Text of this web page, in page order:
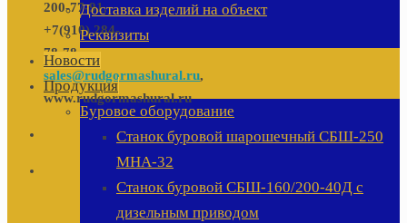
200-77-91,
+7(910) 284-
78-78
sales@rudgormashural.ru,
www.rudgormashural.ru
Доставка изделий на объект
Реквизиты
Новости
Продукция
Буровое оборудование
Станок буровой шарошечный СБШ-250
МНА-32
Станок буровой СБШ-160/200-40Д с
дизельным приводом